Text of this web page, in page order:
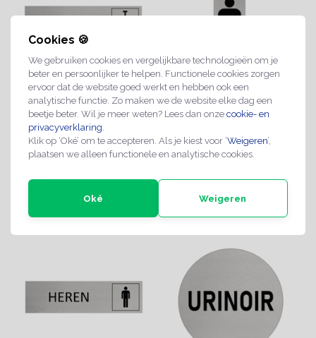
Cookies 🍪
We gebruiken cookies en vergelijkbare technologieën om je
beter en persoonlijker te helpen. Functionele cookies zorgen
ervoor dat de website goed werkt en hebben ook een
analytische functie. Zo maken we de website elke dag een
beetje beter. Wil je meer weten? Lees dan onze cookie- en
privacyverklaring.
Klik op ‘Oké’ om te accepteren. Als je kiest voor ‘Weigeren’,
plaatsen we alleen functionele en analytische cookies.
Oké Weigeren
Zilver aluminium
deurbordje Urinoir
€3,59
2-4 werkdagen
Zilver aluminium
pictogram
€3,59
2-4 werkdagen